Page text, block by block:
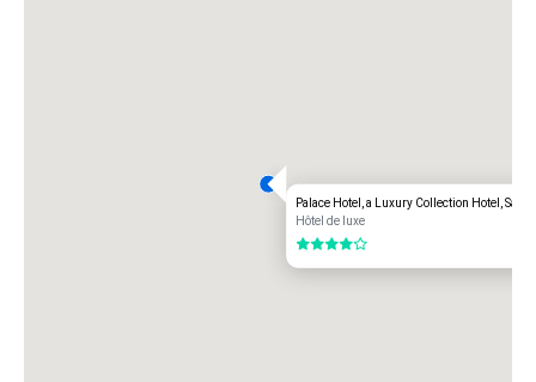
Palace Hotel, a Luxury Collection Hotel, San
Hôtel de luxe
4 sur 5